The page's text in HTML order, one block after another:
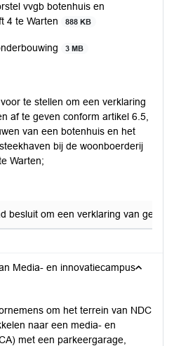
vvgb botenhuis en
4 te Warten
888 KB
3 MB
te stellen om een verklaring
af te geven conform artikel 6.5,
van een botenhuis en het
bij de woonboerderij
Warten;
besluit om een verklaring van geen
Media- en innovatiecampus
om het terrein van NDC
naar een media- en
met een parkeergarage,